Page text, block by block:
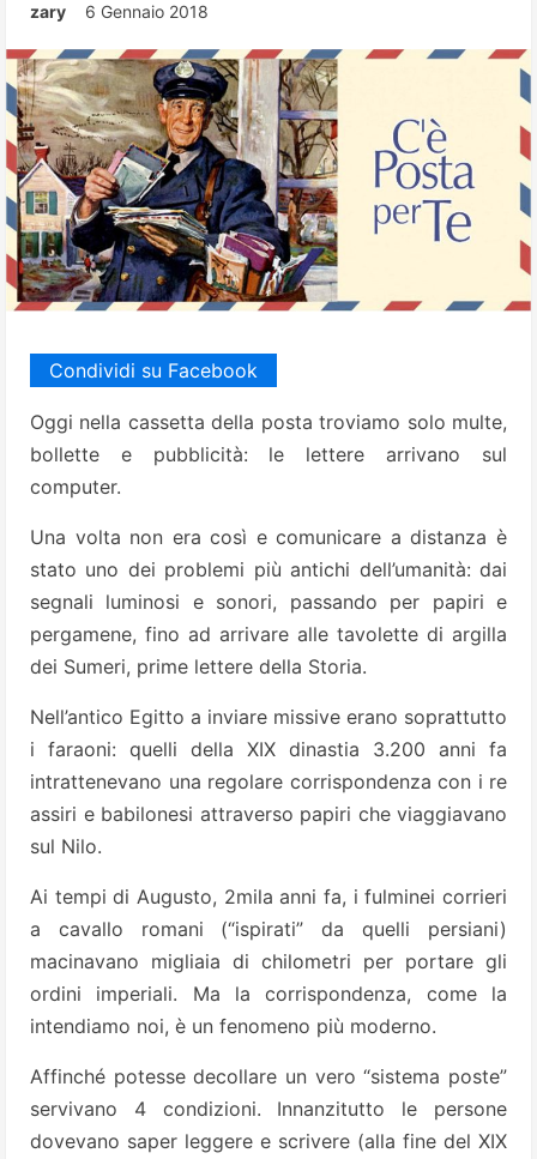
zary 6 Gennaio 2018
Condividi su Facebook
Oggi nella cassetta della posta troviamo solo multe,
bollette e pubblicità: le lettere arrivano sul
computer.
Una volta non era così e comunicare a distanza è
stato uno dei problemi più antichi dell’umanità: dai
segnali luminosi e sonori, passando per papiri e
pergamene, fino ad arrivare alle tavolette di argilla
dei Sumeri, prime lettere della Storia.
Nell’antico Egitto a inviare missive erano soprattutto
i faraoni: quelli della XIX dinastia 3.200 anni fa
intrattenevano una regolare corrispondenza con i re
assiri e babilonesi attraverso papiri che viaggiavano
sul Nilo.
Ai tempi di Augusto, 2mila anni fa, i fulminei corrieri
a cavallo romani (“ispirati” da quelli persiani)
macinavano migliaia di chilometri per portare gli
ordini imperiali. Ma la corrispondenza, come la
intendiamo noi, è un fenomeno più moderno.
Affinché potesse decollare un vero “sistema poste”
servivano 4 condizioni. Innanzitutto le persone
dovevano saper leggere e scrivere (alla fine del XIX